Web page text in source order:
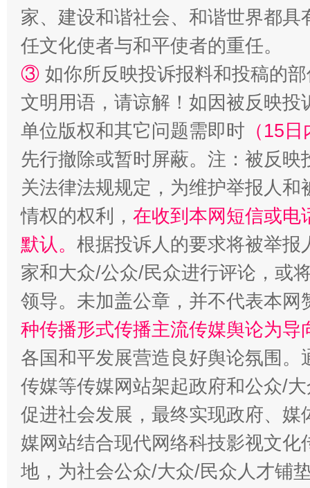
家、建设和谐社会、和谐世界都
任文化使者与和平使者的重任。
③ 如你所反映投诉报料和投稿的
文明用语，请谅解！如因被反映
单位版权和其它问题需即时 （15
先行撤除或暂时屏蔽。注：被反
关法律法规规定，为维护举报人
情权的权利， 在收到本网短信或电
默认。 根据投诉人的要求将被举
家和大众/公众/民众进行评论，或
领导。未加盖公章，并不代表本
种传播形式传播主流传媒舆论为导
各国和平发展营造良好舆论氛围
传媒等传媒网站架起政府和公众/
促进社会发展，最终实现政府、
媒网站结合现代网络科技影视文
地，为社会公众/大众/民众人才铺